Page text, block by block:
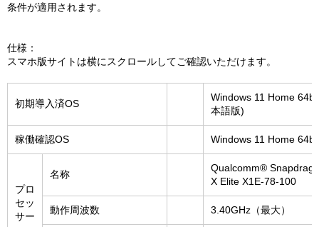
条件が適用されます。
仕様：
スマホ版サイトは横にスクロールしてご確認いただけます。
初期導入済OS
Windows 11 Home
本語版)
稼働確認OS Windows 11 Home 64bit
プロ
セッ
サー
名称
Qualcomm®
X Elite X1E-78-100
動作周波数 3.40GHz（最大）